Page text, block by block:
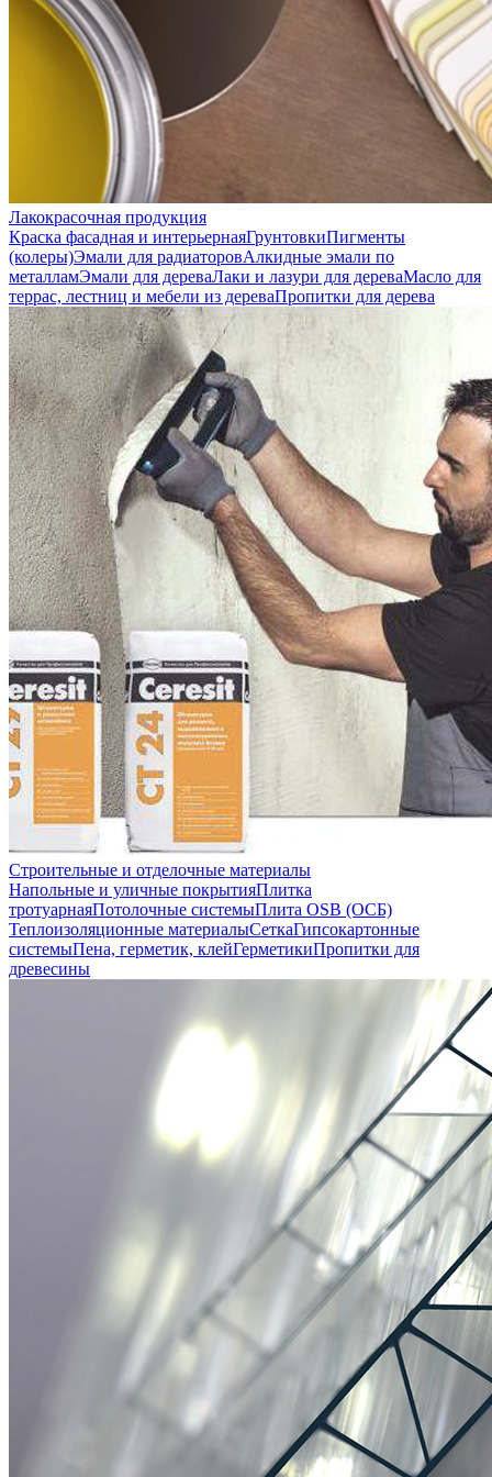
Лакокрасочная продукция
Краска фасадная и интерьернаяГрунтовкиПигменты
(колеры)Эмали для радиаторовАлкидные эмали по
металламЭмали для дереваЛаки и лазури для дереваМасло для
террас, лестниц и мебели из дереваПропитки для дерева
Строительные и отделочные материалы
Напольные и уличные покрытияПлитка
тротуарнаяПотолочные системыПлита OSB (ОСБ)
Теплоизоляционные материалыСеткаГипсокартонные
системыПена, герметик, клейГерметикиПропитки для
древесины